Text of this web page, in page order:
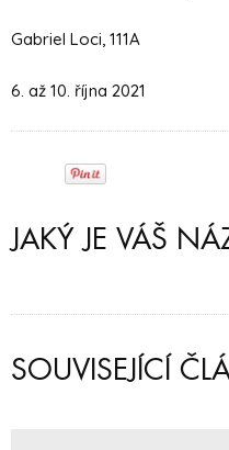
Gabriel Loci, 111A
6. až 10. října 2021
JAKÝ JE VÁŠ
SOUVISEJÍCÍ